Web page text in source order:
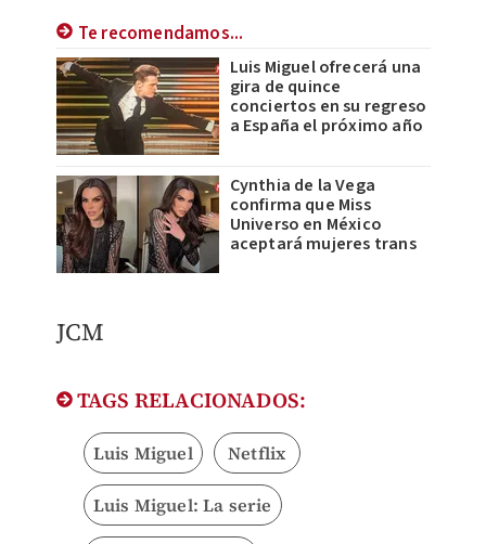
Te recomendamos...
Luis Miguel ofrecerá una
gira de quince
conciertos en su regreso
a España el próximo año
Cynthia de la Vega
confirma que Miss
Universo en México
aceptará mujeres trans
JCM
TAGS RELACIONADOS:
Luis Miguel Netflix
Luis Miguel: La serie